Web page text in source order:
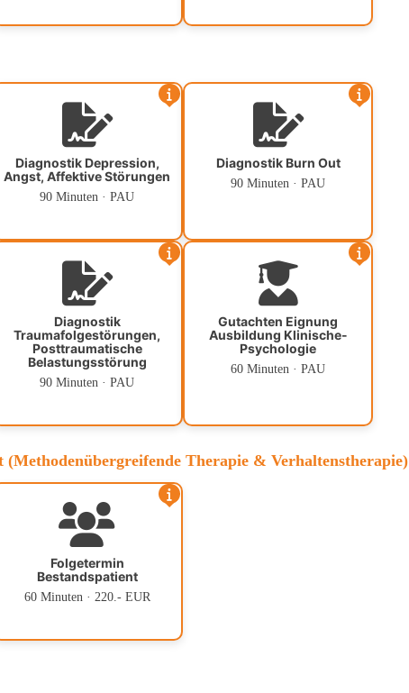
Diagnostik Depression,
Angst, Affektive Störungen
90 Minuten · PAU
Diagnostik Burn Out
90 Minuten · PAU
Diagnostik
Traumafolgestörungen,
Posttraumatische
Belastungsstörung
90 Minuten · PAU
Gutachten Eignung
Ausbildung Klinische-
Psychologie
60 Minuten · PAU
Therapie & Verhaltenstherapie)
Folgetermin
Bestandspatient
60 Minuten · 220.- EUR